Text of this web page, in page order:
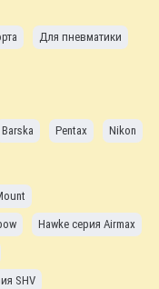
Для пневматики
Barska Pentax Nikon
Hawke серия Airmax
SHV